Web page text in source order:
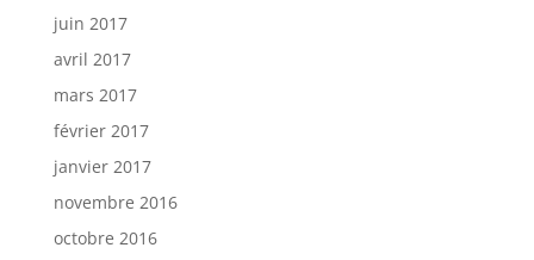
juin 2017
avril 2017
mars 2017
février 2017
janvier 2017
novembre 2016
octobre 2016